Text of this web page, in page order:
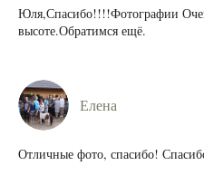
Юля,Спасибо!!!!Фотографии
высоте.Обратимся ещё.
Елена
Отличные фото, спасибо!